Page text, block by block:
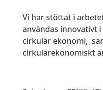
Vi har stöttat i
användas innovativt
cirkulär ekonomi,
cirkulärekonomiskt